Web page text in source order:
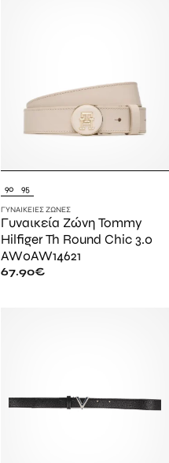
90 95
ΓΥΝΑΙΚΕΊΕΣ ΖΏΝΕΣ
Γυναικεία Ζώνη Tommy
Hilfiger Th Round Chic 3.0
AW0AW14621
67.90€